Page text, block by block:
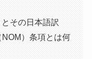
その日本語訳
）条項とは何